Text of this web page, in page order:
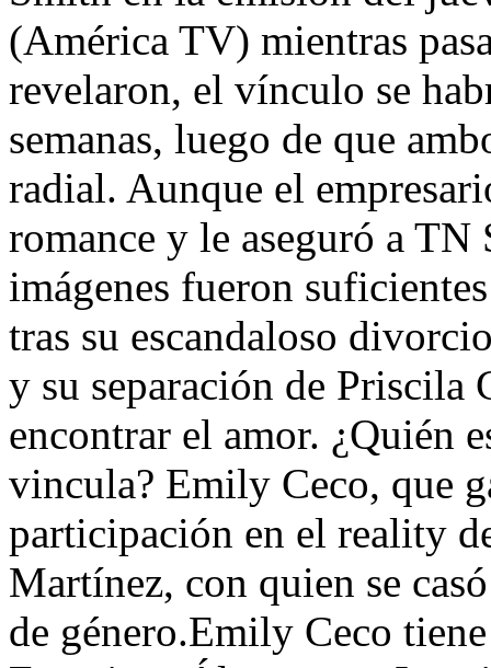
(América TV) mientras
revelaron, el vínculo se
semanas, luego de que
radial. Aunque el
romance y le aseguró a
imágenes fueron
tras su escandaloso
y su separación de
encontrar el amor. ¿Quién
vincula? Emily Ceco, que
participación en el reality
Martínez, con quien se
de género.Emily Ceco